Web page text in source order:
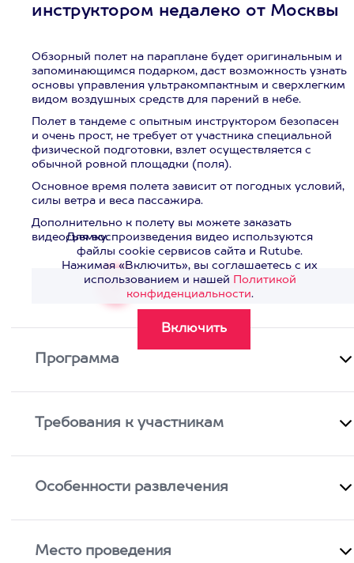
инструктором недалеко от Москвы
Обзорный полет на параплане будет оригинальным и
запоминающимся подарком, даст возможность узнать
основы управления ультракомпактным и сверхлегким
видом воздушных средств для парений в небе.
Полет в тандеме с опытным инструктором безопасен
и очень прост, не требует от участника специальной
физической подготовки, взлет осуществляется с
обычной ровной площадки (поля).
Основное время полета зависит от погодных условий,
силы ветра и веса пассажира.
Дополнительно к полету вы можете заказать
видеосъемку.
Смотреть видео>
Для воспроизведения видео используются
файлы cookie сервисов сайта и Rutube.
Нажимая «Включить», вы соглашаетесь с их
использованием и нашей Политикой
конфиденциальности.
Программа
Требования к участникам
Особенности развлечения
Место проведения